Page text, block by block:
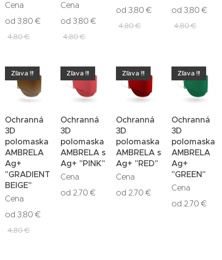
Cena
od3,80 €
4,80€
Cena
od3,80 €
4,80€
od3,80 €
4,80€
od3,80 €
4,80€
Ochranná
3D
polomaska
AMBRELA
Ag+
"GRADIENT
BEIGE"
Zľava !!!
Cena
od3,80 €
4,80€
Ochranná
3D
polomaska
AMBRELA s
Ag+ "PINK"
Zľava !!!
Cena
od 2,70 €
Ochranná
3D
polomaska
AMBRELA s
Ag+ "RED"
Zľava !!!
Cena
od 2,70 €
Ochranná
3D
polomaska
AMBRELA
Ag+
"GREEN"
Zľava !!!
Cena
od 2,70 €